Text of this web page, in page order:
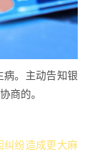
。主动告知银
商的。
纠纷造成更大麻